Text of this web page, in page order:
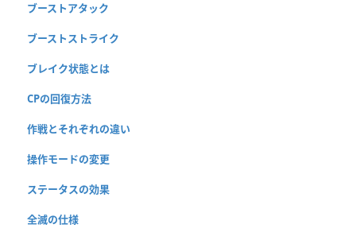
ブーストアタック
ブーストストライク
ブレイク状態とは
CPの回復方法
作戦とそれぞれの違い
操作モードの変更
ステータスの効果
全滅の仕様